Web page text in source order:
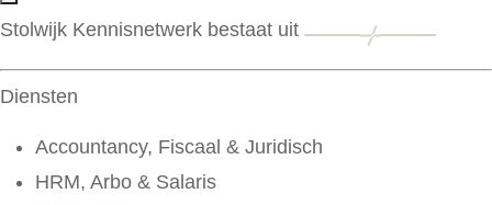
Stolwijk Kennisnetwerk bestaat uit
Diensten
Accountancy, Fiscaal & Juridisch
HRM, Arbo & Salaris